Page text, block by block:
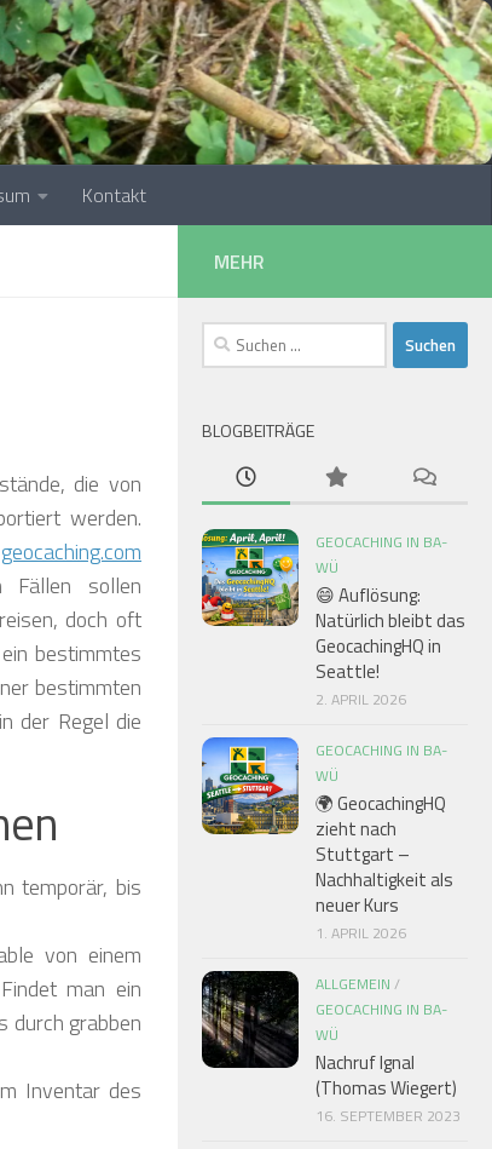
❅
❅
❅
Kontakt
die von
werden.
geocaching.com
Fällen sollen
doch oft
bestimmtes
bestimmten
der Regel die
temporär, bis
von einem
man ein
durch grabben
Inventar des
MEHR
Suchen
nach:
BLOGBEITRÄGE
GEOCACHING IN BA-
WÜ
😄 Auflösung:
Natürlich bleibt das
GeocachingHQ in
Seattle!
2. APRIL 2026
GEOCACHING IN BA-
WÜ
🌍 GeocachingHQ
zieht nach
Stuttgart –
Nachhaltigkeit als
neuer Kurs
1. APRIL 2026
ALLGEMEIN /
GEOCACHING IN BA-
WÜ
Nachruf Ignal
(Thomas Wiegert)
16. SEPTEMBER 2023